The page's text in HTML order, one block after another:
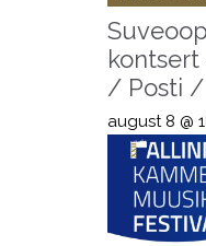
kontsert
/ Posti /
august 8 @